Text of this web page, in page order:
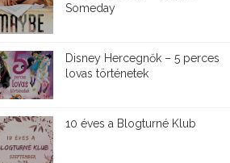
Someday
Disney ​Hercegnők – 5 perces
lovas történetek
10 éves a Blogturné Klub